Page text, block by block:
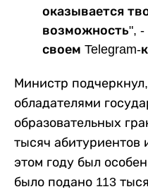
оказывается
возможность",
своем Telegram-
Министр
обладателями
образовательных
тысяч абитуриентов
этом году был
было подано 113